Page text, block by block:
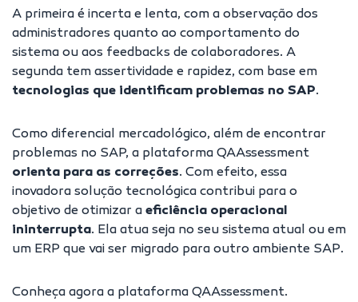
A primeira é incerta e lenta, com a observação dos
administradores quanto ao comportamento do
sistema ou aos feedbacks de colaboradores. A
segunda tem assertividade e rapidez, com base em
tecnologias que identificam problemas no SAP.
Como diferencial mercadológico, além de encontrar
problemas no SAP, a plataforma QAAssessment
orienta para as correções. Com efeito, essa
inovadora solução tecnológica contribui para o
objetivo de otimizar a eficiência operacional
ininterrupta. Ela atua seja no seu sistema atual ou em
um ERP que vai ser migrado para outro ambiente SAP.
Conheça agora a plataforma QAAssessment.